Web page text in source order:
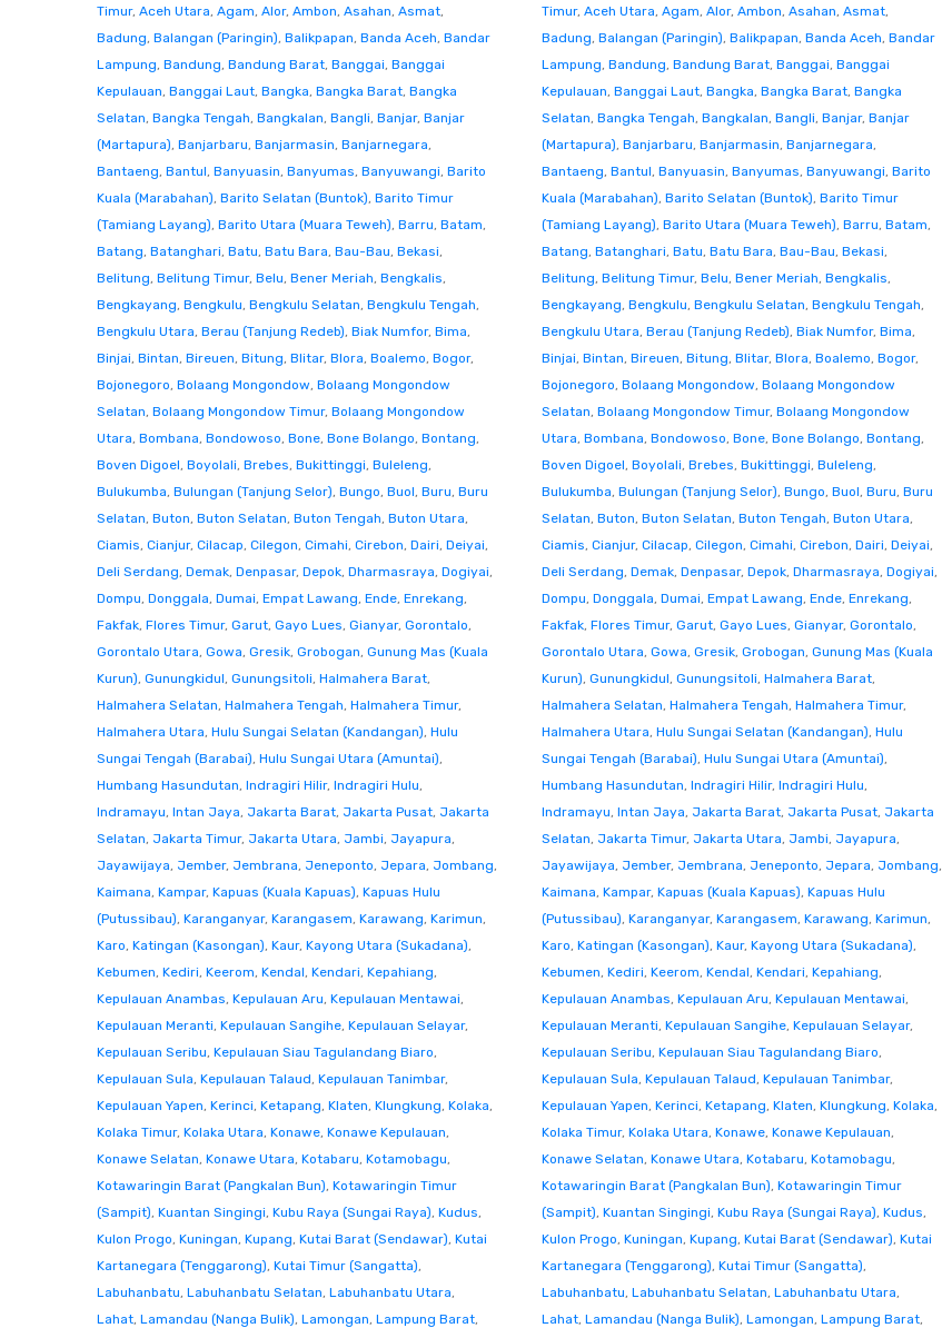
Timur, Aceh Utara, Agam, Alor, Ambon, Asahan, Asmat,
Badung, Balangan (Paringin), Balikpapan, Banda Aceh, Bandar
Lampung, Bandung, Bandung Barat, Banggai, Banggai
Kepulauan, Banggai Laut, Bangka, Bangka Barat, Bangka
Selatan, Bangka Tengah, Bangkalan, Bangli, Banjar, Banjar
(Martapura), Banjarbaru, Banjarmasin, Banjarnegara,
Bantaeng, Bantul, Banyuasin, Banyumas, Banyuwangi, Barito
Kuala (Marabahan), Barito Selatan (Buntok), Barito Timur
(Tamiang Layang), Barito Utara (Muara Teweh), Barru, Batam,
Batang, Batanghari, Batu, Batu Bara, Bau-Bau, Bekasi,
Belitung, Belitung Timur, Belu, Bener Meriah, Bengkalis,
Bengkayang, Bengkulu, Bengkulu Selatan, Bengkulu Tengah,
Bengkulu Utara, Berau (Tanjung Redeb), Biak Numfor, Bima,
Binjai, Bintan, Bireuen, Bitung, Blitar, Blora, Boalemo, Bogor,
Bojonegoro, Bolaang Mongondow, Bolaang Mongondow
Selatan, Bolaang Mongondow Timur, Bolaang Mongondow
Utara, Bombana, Bondowoso, Bone, Bone Bolango, Bontang,
Boven Digoel, Boyolali, Brebes, Bukittinggi, Buleleng,
Bulukumba, Bulungan (Tanjung Selor), Bungo, Buol, Buru, Buru
Selatan, Buton, Buton Selatan, Buton Tengah, Buton Utara,
Ciamis, Cianjur, Cilacap, Cilegon, Cimahi, Cirebon, Dairi, Deiyai,
Deli Serdang, Demak, Denpasar, Depok, Dharmasraya, Dogiyai,
Dompu, Donggala, Dumai, Empat Lawang, Ende, Enrekang,
Fakfak, Flores Timur, Garut, Gayo Lues, Gianyar, Gorontalo,
Gorontalo Utara, Gowa, Gresik, Grobogan, Gunung Mas (Kuala
Kurun), Gunungkidul, Gunungsitoli, Halmahera Barat,
Halmahera Selatan, Halmahera Tengah, Halmahera Timur,
Halmahera Utara, Hulu Sungai Selatan (Kandangan), Hulu
Sungai Tengah (Barabai), Hulu Sungai Utara (Amuntai),
Humbang Hasundutan, Indragiri Hilir, Indragiri Hulu,
Indramayu, Intan Jaya, Jakarta Barat, Jakarta Pusat, Jakarta
Selatan, Jakarta Timur, Jakarta Utara, Jambi, Jayapura,
Jayawijaya, Jember, Jembrana, Jeneponto, Jepara, Jombang,
Kaimana, Kampar, Kapuas (Kuala Kapuas), Kapuas Hulu
(Putussibau), Karanganyar, Karangasem, Karawang, Karimun,
Karo, Katingan (Kasongan), Kaur, Kayong Utara (Sukadana),
Kebumen, Kediri, Keerom, Kendal, Kendari, Kepahiang,
Kepulauan Anambas, Kepulauan Aru, Kepulauan Mentawai,
Kepulauan Meranti, Kepulauan Sangihe, Kepulauan Selayar,
Kepulauan Seribu, Kepulauan Siau Tagulandang Biaro,
Kepulauan Sula, Kepulauan Talaud, Kepulauan Tanimbar,
Kepulauan Yapen, Kerinci, Ketapang, Klaten, Klungkung, Kolaka,
Kolaka Timur, Kolaka Utara, Konawe, Konawe Kepulauan,
Konawe Selatan, Konawe Utara, Kotabaru, Kotamobagu,
Kotawaringin Barat (Pangkalan Bun), Kotawaringin Timur
(Sampit), Kuantan Singingi, Kubu Raya (Sungai Raya), Kudus,
Kulon Progo, Kuningan, Kupang, Kutai Barat (Sendawar), Kutai
Kartanegara (Tenggarong), Kutai Timur (Sangatta),
Labuhanbatu, Labuhanbatu Selatan, Labuhanbatu Utara,
Lahat, Lamandau (Nanga Bulik), Lamongan, Lampung Barat,
Timur, Aceh Utara, Agam, Alor, Ambon, Asahan, Asmat,
Badung, Balangan (Paringin), Balikpapan, Banda Aceh, Bandar
Lampung, Bandung, Bandung Barat, Banggai, Banggai
Kepulauan, Banggai Laut, Bangka, Bangka Barat, Bangka
Selatan, Bangka Tengah, Bangkalan, Bangli, Banjar, Banjar
(Martapura), Banjarbaru, Banjarmasin, Banjarnegara,
Bantaeng, Bantul, Banyuasin, Banyumas, Banyuwangi, Barito
Kuala (Marabahan), Barito Selatan (Buntok), Barito Timur
(Tamiang Layang), Barito Utara (Muara Teweh), Barru, Batam,
Batang, Batanghari, Batu, Batu Bara, Bau-Bau, Bekasi,
Belitung, Belitung Timur, Belu, Bener Meriah, Bengkalis,
Bengkayang, Bengkulu, Bengkulu Selatan, Bengkulu Tengah,
Bengkulu Utara, Berau (Tanjung Redeb), Biak Numfor, Bima,
Binjai, Bintan, Bireuen, Bitung, Blitar, Blora, Boalemo, Bogor,
Bojonegoro, Bolaang Mongondow, Bolaang Mongondow
Selatan, Bolaang Mongondow Timur, Bolaang Mongondow
Utara, Bombana, Bondowoso, Bone, Bone Bolango, Bontang,
Boven Digoel, Boyolali, Brebes, Bukittinggi, Buleleng,
Bulukumba, Bulungan (Tanjung Selor), Bungo, Buol, Buru, Buru
Selatan, Buton, Buton Selatan, Buton Tengah, Buton Utara,
Ciamis, Cianjur, Cilacap, Cilegon, Cimahi, Cirebon, Dairi, Deiyai,
Deli Serdang, Demak, Denpasar, Depok, Dharmasraya, Dogiyai,
Dompu, Donggala, Dumai, Empat Lawang, Ende, Enrekang,
Fakfak, Flores Timur, Garut, Gayo Lues, Gianyar, Gorontalo,
Gorontalo Utara, Gowa, Gresik, Grobogan, Gunung Mas (Kuala
Kurun), Gunungkidul, Gunungsitoli, Halmahera Barat,
Halmahera Selatan, Halmahera Tengah, Halmahera Timur,
Halmahera Utara, Hulu Sungai Selatan (Kandangan), Hulu
Sungai Tengah (Barabai), Hulu Sungai Utara (Amuntai),
Humbang Hasundutan, Indragiri Hilir, Indragiri Hulu,
Indramayu, Intan Jaya, Jakarta Barat, Jakarta Pusat, Jakarta
Selatan, Jakarta Timur, Jakarta Utara, Jambi, Jayapura,
Jayawijaya, Jember, Jembrana, Jeneponto, Jepara, Jombang,
Kaimana, Kampar, Kapuas (Kuala Kapuas), Kapuas Hulu
(Putussibau), Karanganyar, Karangasem, Karawang, Karimun,
Karo, Katingan (Kasongan), Kaur, Kayong Utara (Sukadana),
Kebumen, Kediri, Keerom, Kendal, Kendari, Kepahiang,
Kepulauan Anambas, Kepulauan Aru, Kepulauan Mentawai,
Kepulauan Meranti, Kepulauan Sangihe, Kepulauan Selayar,
Kepulauan Seribu, Kepulauan Siau Tagulandang Biaro,
Kepulauan Sula, Kepulauan Talaud, Kepulauan Tanimbar,
Kepulauan Yapen, Kerinci, Ketapang, Klaten, Klungkung, Kolaka,
Kolaka Timur, Kolaka Utara, Konawe, Konawe Kepulauan,
Konawe Selatan, Konawe Utara, Kotabaru, Kotamobagu,
Kotawaringin Barat (Pangkalan Bun), Kotawaringin Timur
(Sampit), Kuantan Singingi, Kubu Raya (Sungai Raya), Kudus,
Kulon Progo, Kuningan, Kupang, Kutai Barat (Sendawar), Kutai
Kartanegara (Tenggarong), Kutai Timur (Sangatta),
Labuhanbatu, Labuhanbatu Selatan, Labuhanbatu Utara,
Lahat, Lamandau (Nanga Bulik), Lamongan, Lampung Barat,